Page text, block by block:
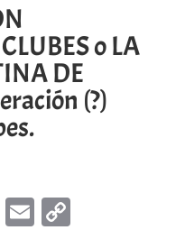
o LA
DE
(?)
EmailCopy